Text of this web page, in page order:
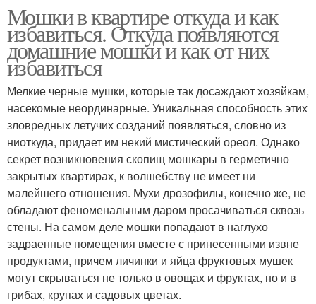
Мошки в квартире откуда и как
избавиться. Откуда появляются
домашние мошки и как от них
избавиться
Мелкие черные мушки, которые так досаждают хозяйкам,
насекомые неординарные. Уникальная способность этих
зловредных летучих созданий появляться, словно из
ниоткуда, придает им некий мистический ореол. Однако
секрет возникновения скопищ мошкары в герметично
закрытых квартирах, к волшебству не имеет ни
малейшего отношения. Мухи дрозофилы, конечно же, не
обладают феноменальным даром просачиваться сквозь
стены. На самом деле мошки попадают в наглухо
задраенные помещения вместе с принесенными извне
продуктами, причем личинки и яйца фруктовых мушек
могут скрываться не только в овощах и фруктах, но и в
грибах, крупах и садовых цветах.